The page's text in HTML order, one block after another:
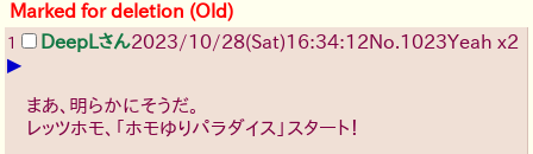
Marked for deletion (Old)
1 DeepLさん2023/10/28(Sat)16:34:12No.1023Yeah x2
▶
まあ、明らかにそうだ。
レッツホモ、「ホモゆりパラダイス」スタート！